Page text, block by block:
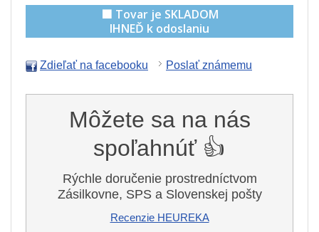
🟩 Tovar je SKLADOM
IHNEĎ k odoslaniu
Zdieľať na facebooku Poslať známemu
Môžete sa na nás
spoľahnúť 👍
Rýchle doručenie prostredníctvom
Zásilkovne, SPS a Slovenskej pošty
Recenzie HEUREKA